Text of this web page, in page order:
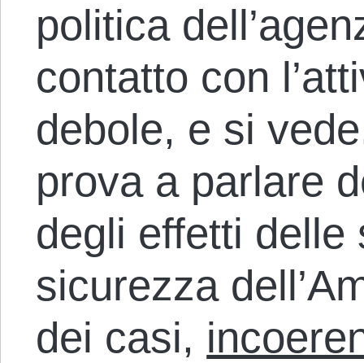
politica
contatto con
debole, e si
prova a parlare
degli effetti
sicurezza
dei casi,